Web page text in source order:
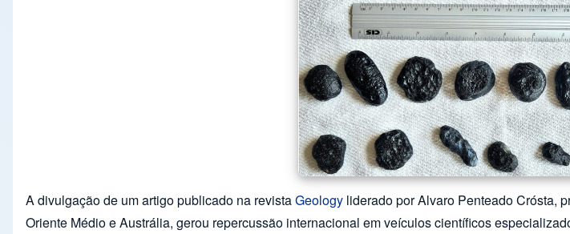
A divulgação de um artigo publicado na revistaGeology liderado por Alvaro Penteado Crósta,
Oriente Médio e Austrália, gerou repercussão internacional em veículos científicos